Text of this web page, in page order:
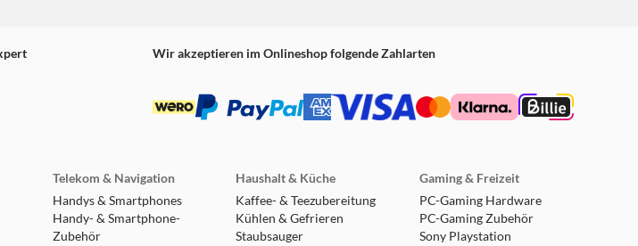
das Fahren erweitert wird
Wir akzeptieren im Onlineshop folgende Zahlarten
Telekom & Navigation
Handys & Smartphones
Handy- & Smartphone-
Zubehör
Haushalt & Küche
Kaffee- & Teezubereitung
Kühlen & Gefrieren
Staubsauger
Gaming & Freizeit
PC-Gaming Hardware
PC-Gaming Zubehör
Sony Playstation